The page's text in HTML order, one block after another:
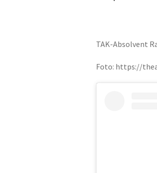
TAK-Absolvent
Foto: https://